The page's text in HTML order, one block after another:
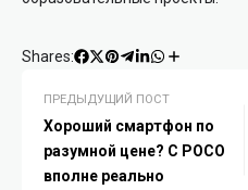
Shares:
ПРЕДЫДУЩИЙ ПОСТ
Хороший смартфон по
разумной цене? C POCO
вполне реально